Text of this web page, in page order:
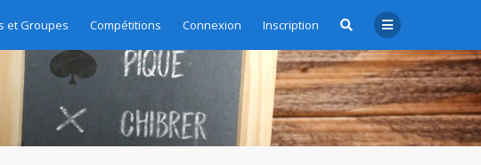
et Groupes Compétitions Connexion Inscription